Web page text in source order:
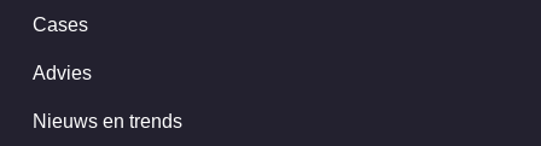
Cases
Advies
Nieuws en trends